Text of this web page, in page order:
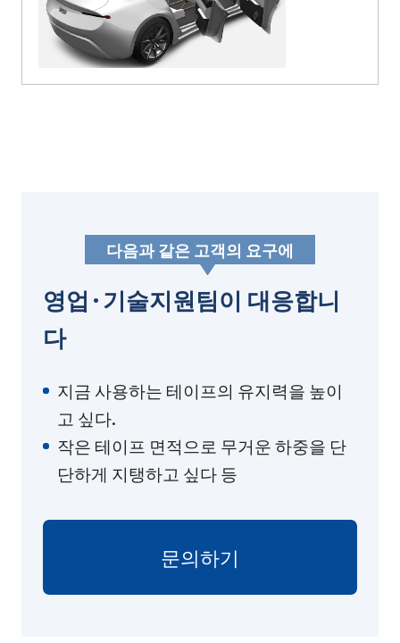
다음과 같은 고객의 요구에
영업·기술지원팀이 대응합니
다
지금 사용하는 테이프의 유지력을 높이
고 싶다.
작은 테이프 면적으로 무거운 하중을 단
단하게 지탱하고 싶다 등
문의하기